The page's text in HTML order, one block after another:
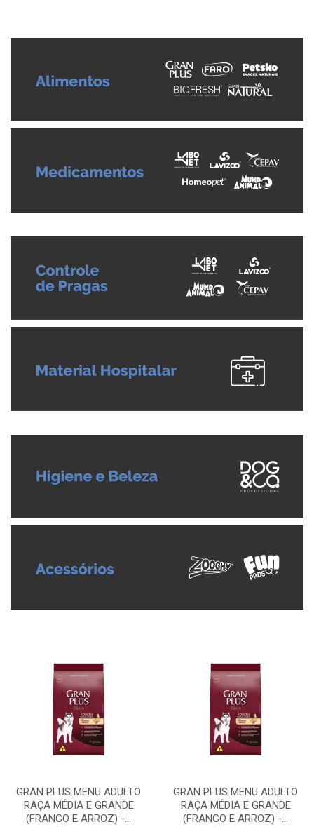
GRAN PLUS MENU ADULTO
RAÇA MÉDIA E GRANDE
(FRANGO E ARROZ) -...
GRAN PLUS MENU ADULTO
RAÇA MÉDIA E GRANDE
(FRANGO E ARROZ) -...